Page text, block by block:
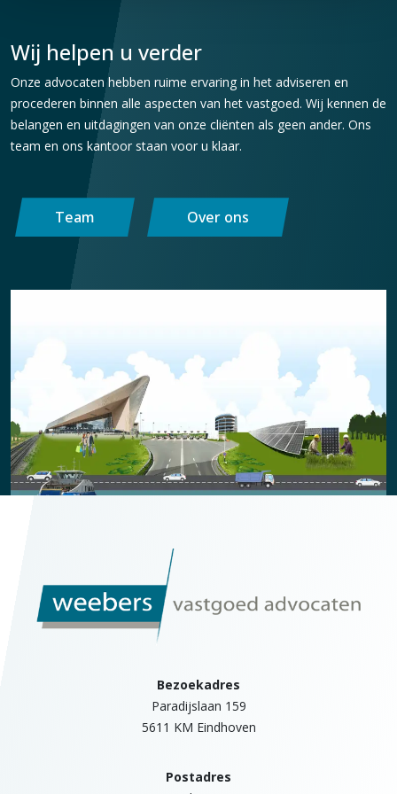
Wij helpen u verder
Onze advocaten hebben ruime ervaring in het adviseren en
procederen binnen alle aspecten van het vastgoed. Wij kennen de
belangen en uitdagingen van onze cliënten als geen ander. Ons
team en ons kantoor staan voor u klaar.
Team Over ons
Bezoekadres
Paradijslaan 159
5611 KM Eindhoven
Postadres